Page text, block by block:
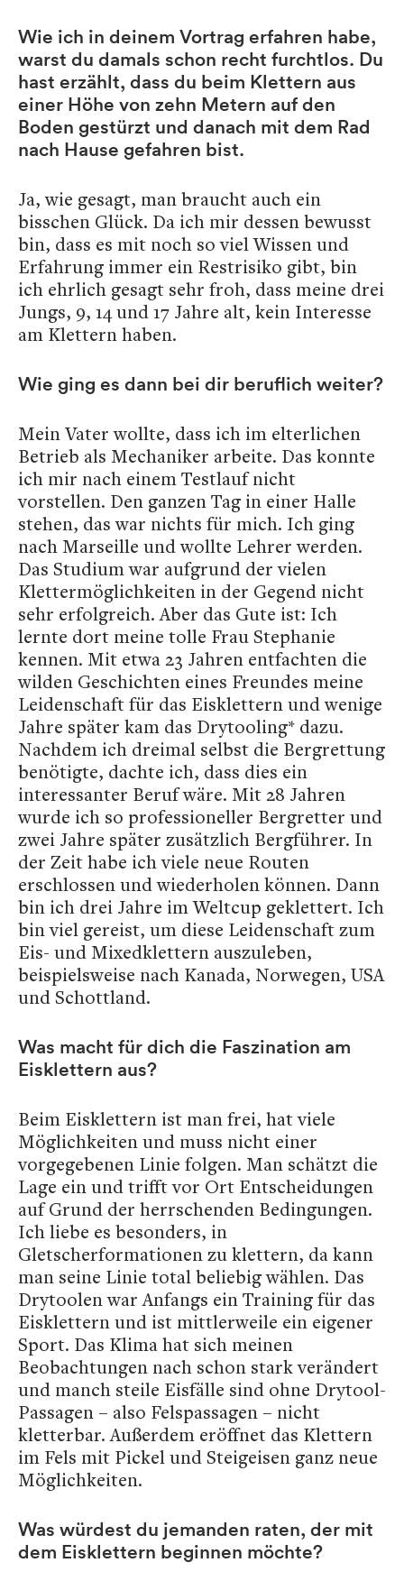
Wie ich in deinem Vortrag erfahren habe,
warst du damals schon recht furchtlos. Du
hast erzählt, dass du beim Klettern aus
einer Höhe von zehn Metern auf den
Boden gestürzt und danach mit dem Rad
nach Hause gefahren bist.
Ja, wie gesagt, man braucht auch ein
bisschen Glück. Da ich mir dessen bewusst
bin, dass es mit noch so viel Wissen und
Erfahrung immer ein Restrisiko gibt, bin
ich ehrlich gesagt sehr froh, dass meine drei
Jungs, 9, 14 und 17 Jahre alt, kein Interesse
am Klettern haben.
Wie ging es dann bei dir beruflich weiter?
Mein Vater wollte, dass ich im elterlichen
Betrieb als Mechaniker arbeite. Das konnte
ich mir nach einem Testlauf nicht
vorstellen. Den ganzen Tag in einer Halle
stehen, das war nichts für mich. Ich ging
nach Marseille und wollte Lehrer werden.
Das Studium war aufgrund der vielen
Klettermöglichkeiten in der Gegend nicht
sehr erfolgreich. Aber das Gute ist: Ich
lernte dort meine tolle Frau Stephanie
kennen. Mit etwa 23 Jahren entfachten die
wilden Geschichten eines Freundes meine
Leidenschaft für das Eisklettern und wenige
Jahre später kam das Drytooling* dazu.
Nachdem ich dreimal selbst die Bergrettung
benötigte, dachte ich, dass dies ein
interessanter Beruf wäre. Mit 28 Jahren
wurde ich so professioneller Bergretter und
zwei Jahre später zusätzlich Bergführer. In
der Zeit habe ich viele neue Routen
erschlossen und wiederholen können. Dann
bin ich drei Jahre im Weltcup geklettert. Ich
bin viel gereist, um diese Leidenschaft zum
Eis- und Mixedklettern auszuleben,
beispielsweise nach Kanada, Norwegen, USA
und Schottland.
Was macht für dich die Faszination am
Eisklettern aus?
Beim Eisklettern ist man frei, hat viele
Möglichkeiten und muss nicht einer
vorgegebenen Linie folgen. Man schätzt die
Lage ein und trifft vor Ort Entscheidungen
auf Grund der herrschenden Bedingungen.
Ich liebe es besonders, in
Gletscherformationen zu klettern, da kann
man seine Linie total beliebig wählen. Das
Drytoolen war Anfangs ein Training für das
Eisklettern und ist mittlerweile ein eigener
Sport. Das Klima hat sich meinen
Beobachtungen nach schon stark verändert
und manch steile Eisfälle sind ohne Drytool-
Passagen – also Felspassagen – nicht
kletterbar. Außerdem eröffnet das Klettern
im Fels mit Pickel und Steigeisen ganz neue
Möglichkeiten.
Was würdest du jemanden raten, der mit
dem Eisklettern beginnen möchte?